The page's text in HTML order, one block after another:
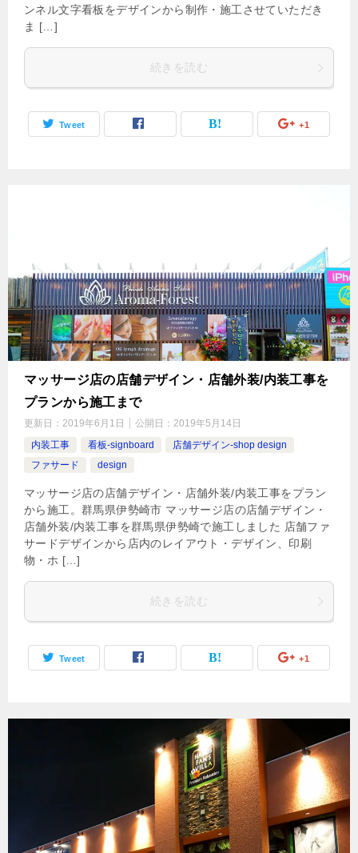
ンネル文字看板をデザインから制作・施工させていただき
ま […]
続きを読む
Tweet +1
マッサージ店の店舗デザイン・店舗外装/内装工事を
プランから施工まで
更新日： 2019年6月1日 公開日： 2019年5月14日
内装工事
看板-signboard
店舗デザイン-shop design
ファサード
design
マッサージ店の店舗デザイン・店舗外装/内装工事をプラン
から施工。群馬県伊勢崎市 マッサージ店の店舗デザイン・
店舗外装/内装工事を群馬県伊勢崎で施工しました 店舗ファ
サードデザインから店内のレイアウト・デザイン、印刷
物・ホ […]
続きを読む
Tweet +1